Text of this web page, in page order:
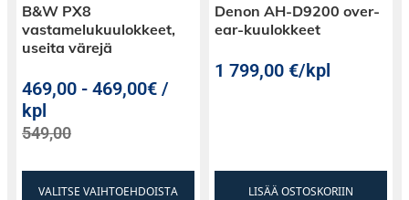
B&W PX8
vastamelukuulokkeet,
useita värejä
469,00 -469,00€ /
kpl
549,00
VALITSE VAIHTOEHDOISTA
Denon AH-D9200 over-
ear-kuulokkeet
1 799,00€/kpl
LISÄÄ OSTOSKORIIN